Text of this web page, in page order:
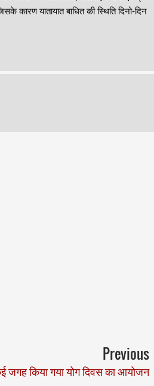
यातायात बाधित की स्थिति दिनो-दिन
Previous
जगह किया गया योग दिवस का आयोजन